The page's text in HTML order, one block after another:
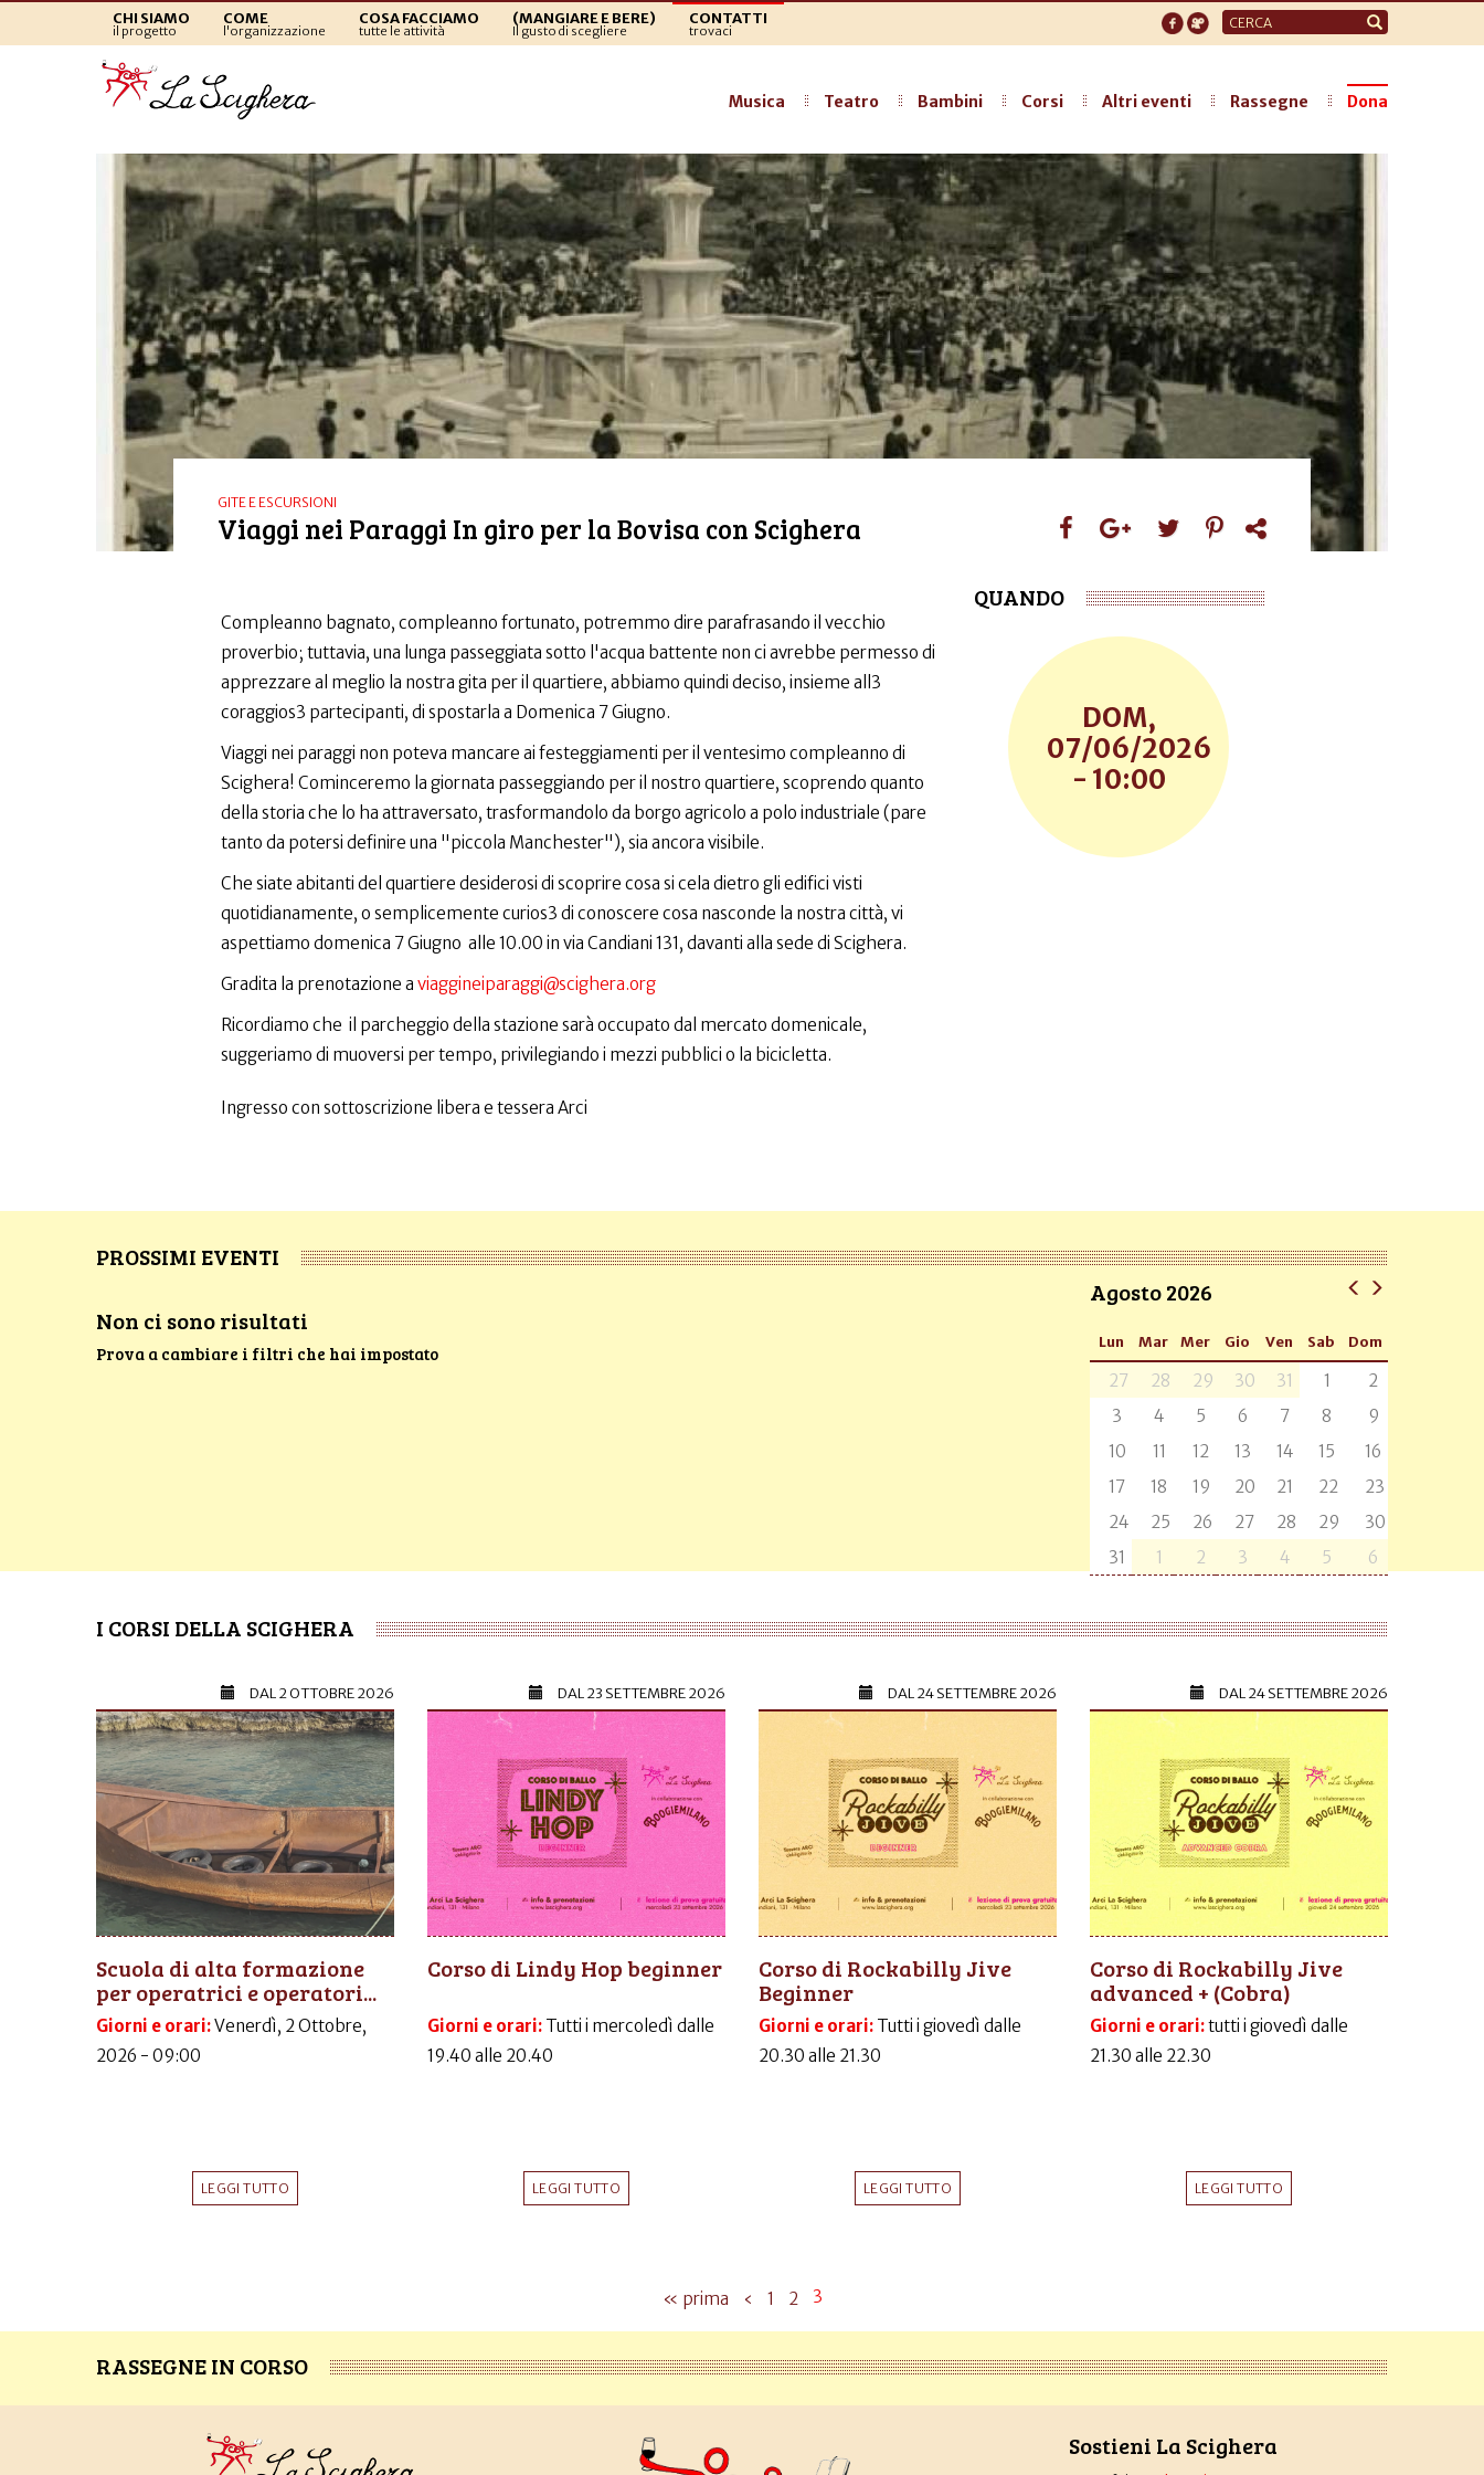
CHI SIAMO
il progetto
COME
l'organizzazione
COSA FACCIAMO
tutte le attività
(MANGIARE E BERE)
Il gusto di scegliere
CONTATTI
trovaci
Form
di
Musica Teatro Bambini Corsi Altri eventi Rassegne Dona
GITE E ESCURSIONI
Viaggi nei Paraggi In giro per la Bovisa con Scighera
Compleanno bagnato, compleanno fortunato, potremmo dire parafrasando il vecchio
proverbio; tuttavia, una lunga passeggiata sotto l'acqua battente non ci avrebbe permesso di
apprezzare al meglio la nostra gita per il quartiere, abbiamo quindi deciso, insieme all3
coraggios3 partecipanti, di spostarla a Domenica 7 Giugno.
Viaggi nei paraggi non poteva mancare ai festeggiamenti per il ventesimo compleanno di
Scighera! Cominceremo la giornata passeggiando per il nostro quartiere, scoprendo quanto
della storia che lo ha attraversato, trasformandolo da borgo agricolo a polo industriale (pare
tanto da potersi definire una "piccola Manchester"), sia ancora visibile.
Che siate abitanti del quartiere desiderosi di scoprire cosa si cela dietro gli edifici visti
quotidianamente, o semplicemente curios3 di conoscere cosa nasconde la nostra città, vi
aspettiamo domenica 7 Giugno alle 10.00 in via Candiani 131, davanti alla sede di Scighera.
Gradita la prenotazione a viaggineiparaggi@scighera.org
Ricordiamo che il parcheggio della stazione sarà occupato dal mercato domenicale,
suggeriamo di muoversi per tempo, privilegiando i mezzi pubblici o la bicicletta.
Ingresso con sottoscrizione libera e tessera Arci
QUANDO
DOM,
07/06/2026
- 10:00
PROSSIMI EVENTI
Non ci sono risultati
Prova a cambiare i filtri che hai impostato
Agosto 2026
Lun Mar Mer Gio Ven Sab Dom
27 28 29 30 31 1
2
3
4 5 6 7 8
9
10
11 12 13 14 15
16
17
18 19 20 21 22
23
24
25 26 27 28 29
30
31
1 2 3 4 5 6
I CORSI DELLA SCIGHERA
DAL2 OTTOBRE 2026
Scuola di alta formazione
per operatrici e operatori...
Giorni e orari:Venerdì, 2 Ottobre,
2026 - 09:00
LEGGI TUTTO
DAL23 SETTEMBRE 2026
Corso di Lindy Hop beginner
Giorni e orari: Tutti i mercoledì dalle
19.40 alle 20.40
LEGGI TUTTO
DAL24 SETTEMBRE 2026
Corso di Rockabilly Jive
Beginner
Giorni e orari: Tutti i giovedì dalle
20.30 alle 21.30
LEGGI TUTTO
DAL24 SETTEMBRE 2026
Corso di Rockabilly Jive
advanced + (Cobra)
Giorni e orari:tutti i giovedì dalle
21.30 alle 22.30
LEGGI TUTTO
« prima ‹ 1 2 3
RASSEGNE IN CORSO
Sostieni La Scighera